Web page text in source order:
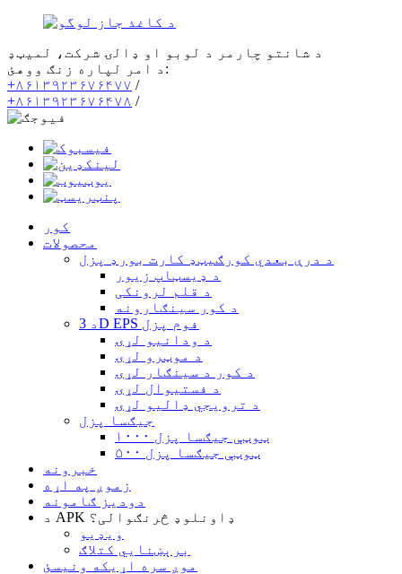
د شانتو چارمر د لوبو او ډالۍ شرکت، لمیټډ
د امر لپاره زنګ ووهئ:
+۸۶۱۳۹۲۳۶۷۶۴۷۷ /
+۸۶۱۳۹۲۳۶۷۶۴۷۸ /
کور
محصولات
د درې بعدي کورګیټډ کارت بورډ پزل
د ډیسټاپ زیور
د قلم لرونکی
د کور سينګارونه
د 3D EPS فوم پزل
د ودانیو لړۍ
د موټرو لړۍ
د کور د سينګار لړۍ
د فستیوال لړۍ
د ترویجي ډالیو لړۍ
جیګسا پزل
۱۰۰۰ ټوټې جیګسا پزل
۵۰۰ ټوټې جیګسا پزل
خبرونه
زموږ په اړه
دودیز ګامونه
د APK ډاونلوډ څرنګوالی؟
ویډیو
برېښنايي کتلاګ
موږ سره اړیکه ونیسئ